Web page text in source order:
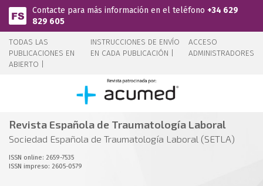
Pasar al contenido principal
Contacte para más información en el teléfono +34 629
829 605
TODAS LAS
PUBLICACIONES EN
ABIERTO |
INSTRUCCIONES DE ENVÍO
EN CADA PUBLICACIÓN |
ACCESO
ADMINISTRADORES
Revista Española de Traumatología Laboral
Sociedad Española de Traumatología Laboral (SETLA)
ISSN online: 2659-7535
ISSN impreso: 2605-0579